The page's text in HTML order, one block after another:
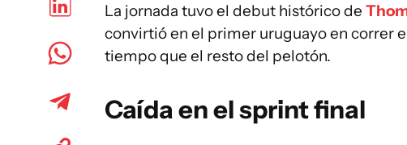
La jornada tuvo el debut histórico de
convirtió en el primer uruguayo en correr
tiempo que el resto del pelotón.
Caída en el sprint final